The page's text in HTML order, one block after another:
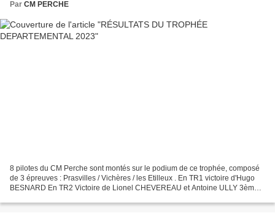
Par CM PERCHE
8 pilotes du CM Perche sont montés sur le podium de ce trophée, composé
de 3 épreuves : Prasvilles / Vichères / les Etilleux . En TR1 victoire d'Hugo
BESNARD En TR2 Victoire de Lionel CHEVEREAU et Antoine ULLY 3ème